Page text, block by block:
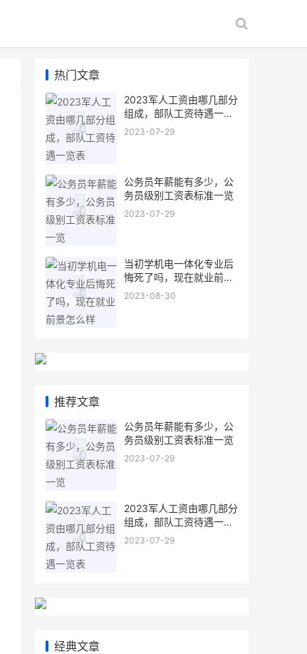
热门文章
2023军人工资由哪几部分
组成，部队工资待遇一览
表
2023-07-29
公务员年薪能有多少，公
务员级别工资表标准一览
2023-07-29
当初学机电一体化专业后
悔死了吗，现在就业前景
怎么样
2023-08-30
推荐文章
公务员年薪能有多少，公
务员级别工资表标准一览
2023-07-29
2023军人工资由哪几部分
组成，部队工资待遇一览
表
2023-07-29
经典文章